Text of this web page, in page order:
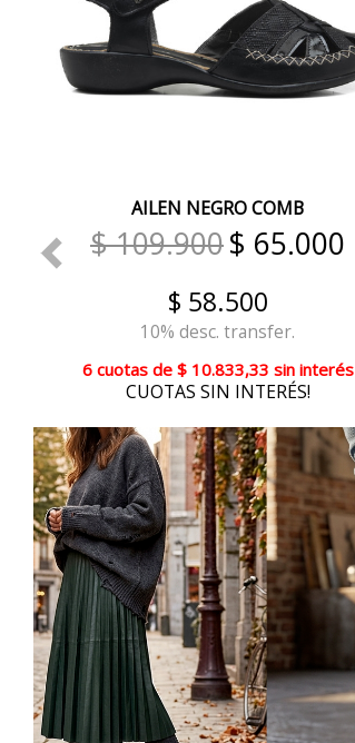
AILEN NEGRO COMB
$ 109.900$ 65.000
$ 58.500
10% desc. transfer.
6 cuotasde $ 10.833,33 sin interés
CUOTAS SIN INTERÉS!